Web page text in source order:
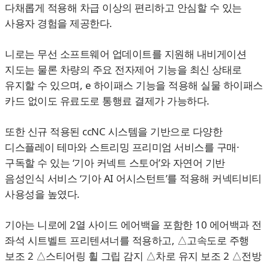
다채롭게 적용해 차급 이상의 편리하고 안심할 수 있는
사용자 경험을 제공한다.
니로는 무선 소프트웨어 업데이트를 지원해 내비게이션
지도는 물론 차량의 주요 전자제어 기능을 최신 상태로
유지할 수 있으며, e 하이패스 기능을 적용해 실물 하이패스
카드 없이도 유료도로 통행료 결제가 가능하다.
또한 신규 적용된 ccNC 시스템을 기반으로 다양한
디스플레이 테마와 스트리밍 프리미엄 서비스를 구매·
구독할 수 있는 ‘기아 커넥트 스토어’와 자연어 기반
음성인식 서비스 ‘기아 AI 어시스턴트’를 적용해 커넥티비티
사용성을 높였다.
기아는 니로에 2열 사이드 에어백을 포함한 10 에어백과 전
좌석 시트벨트 프리텐셔너를 적용하고, △고속도로 주행
보조 2 △스티어링 휠 그립 감지 △차로 유지 보조 2 △전방